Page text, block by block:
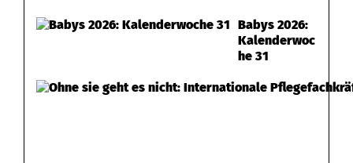
Babys 2026:
Kalenderwoc
he 31